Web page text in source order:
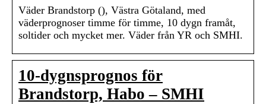
Väder Brandstorp (), Västra Götaland, med
väderprognoser timme för timme, 10 dygn framåt,
soltider och mycket mer. Väder från YR och SMHI.
10-dygnsprognos för
Brandstorp, Habo – SMHI